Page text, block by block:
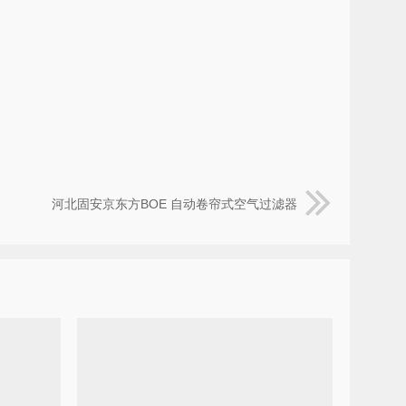
河北固安京东方BOE 自动卷帘式空气过滤器